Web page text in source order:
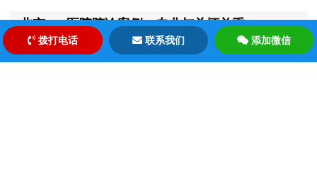
北京301医院陪诊案例：专业与关怀并重
拨打电话 联系我们 添加微信